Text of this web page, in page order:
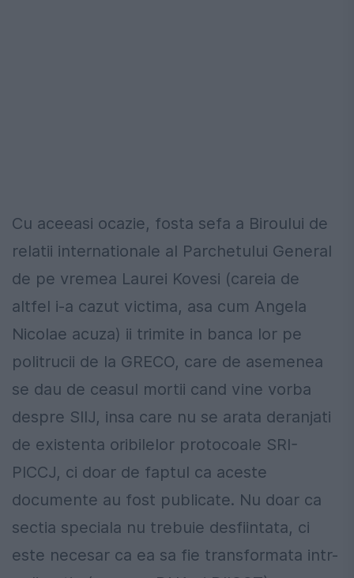
Cu aceeasi ocazie, fosta sefa a Biroului de
relatii internationale al Parchetului General
de pe vremea Laurei Kovesi (careia de
altfel i-a cazut victima, asa cum Angela
Nicolae acuza) ii trimite in banca lor pe
politrucii de la GRECO, care de asemenea
se dau de ceasul mortii cand vine vorba
despre SIIJ, insa care nu se arata deranjati
de existenta oribilelor protocoale SRI-
PICCJ, ci doar de faptul ca aceste
documente au fost publicate. Nu doar ca
sectia speciala nu trebuie desfiintata, ci
este necesar ca ea sa fie transformata intr-